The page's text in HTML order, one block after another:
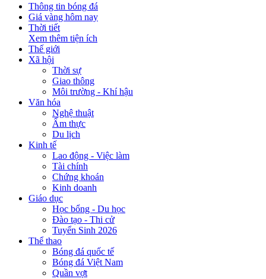
Thông tin bóng đá
Giá vàng hôm nay
Thời tiết
Xem thêm tiện ích
Thế giới
Xã hội
Thời sự
Giao thông
Môi trường - Khí hậu
Văn hóa
Nghệ thuật
Ẩm thực
Du lịch
Kinh tế
Lao động - Việc làm
Tài chính
Chứng khoán
Kinh doanh
Giáo dục
Học bổng - Du học
Đào tạo - Thi cử
Tuyển Sinh 2026
Thể thao
Bóng đá quốc tế
Bóng đá Việt Nam
Quần vợt